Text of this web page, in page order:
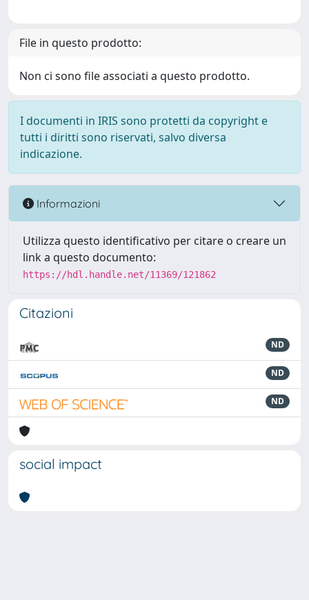
File in questo prodotto:
Non ci sono file associati a questo prodotto.
I documenti in IRIS sono protetti da copyright e
tutti i diritti sono riservati, salvo diversa
indicazione.
Informazioni
Utilizza questo identificativo per citare o creare un
link a questo documento:
https://hdl.handle.net/11369/121862
Citazioni
ND
ND
ND
social impact